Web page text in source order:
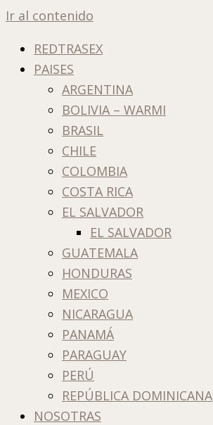
Ir al contenido
REDTRASEX
PAISES
ARGENTINA
BOLIVIA – WARMI
BRASIL
CHILE
COLOMBIA
COSTA RICA
EL SALVADOR
EL SALVADOR
GUATEMALA
HONDURAS
MEXICO
NICARAGUA
PANAMÁ
PARAGUAY
PERÚ
REPÚBLICA DOMINICANA
NOSOTRAS